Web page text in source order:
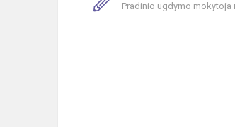
Pradinio ugdymo